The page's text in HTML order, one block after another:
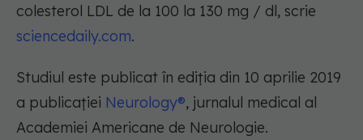
colesterol LDL de la 100 la 130 mg / dl, scrie
sciencedaily.com.
Studiul este publicat în ediția din 10 aprilie 2019
a publicației Neurology®, jurnalul medical al
Academiei Americane de Neurologie.